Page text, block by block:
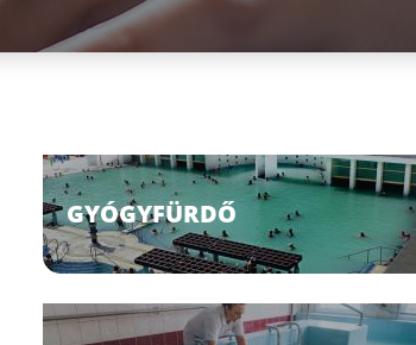
GYÓGYFÜRDŐ